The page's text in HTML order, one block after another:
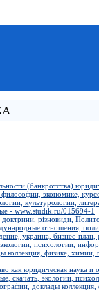
(банкротства)
экономике,
культурологии,
- www.studik.ru/015694-1
доктрини, різновиди,
отношения,
украина, бизнес-
психологии,
коллекция, физике, химии,
как юридическая наука и
скачать, экологии,
доклады